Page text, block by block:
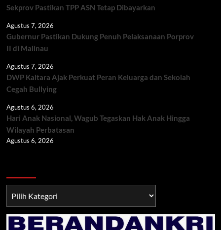
Sekprov Pastikan TPP ASN Tetap Dibayarkan
Agustus 7, 2026
Gubernur Pastikan Dukung Penuh Pelaksanaan Porprov
II di Malinau
Agustus 7, 2026
DWP Kaltara Ajak Perkuat Peran Keluarga dan Sekolah
Cegah Bullying
Agustus 6, 2026
Hari Anak Nasional, Wagub Tegaskan Hak Anak Hingga
Wilayah Perbatasan
Agustus 6, 2026
TNI/POLRI